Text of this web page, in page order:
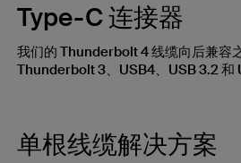
Type-C 连接器
我们的 Thunderbolt 4 线缆向后兼容
Thunderbolt 3、USB4、USB 3.2 和
单根线缆解决方案